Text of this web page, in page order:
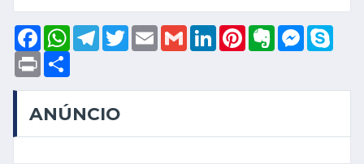
FacebookWhatsApp
Telegram
TwitterEmailGmailLinkedInPinterestEvernote
Print
ANÚNCIO